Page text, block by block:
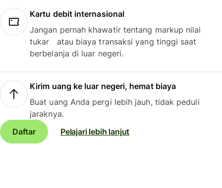
Kartu debit internasional
Jangan pernah khawatir tentang markup nilai
tukar atau biaya transaksi yang tinggi saat
berbelanja di luar negeri.
Kirim uang ke luar negeri, hemat biaya
Buat uang Anda pergi lebih jauh, tidak peduli
jaraknya.
Daftar
Pelajari lebih lanjut